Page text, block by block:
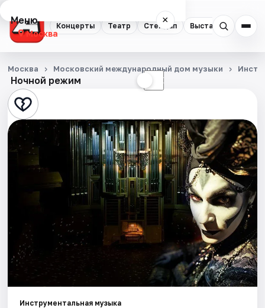
Концерты Театр Стендап Выставки
Меню ×
Москва
Концерты
Театр
Стендап
Выставки
Квесты
Спорт
События
Ночной режим ☾
Москва Московский международный дом музыки
Инструментальная музыка